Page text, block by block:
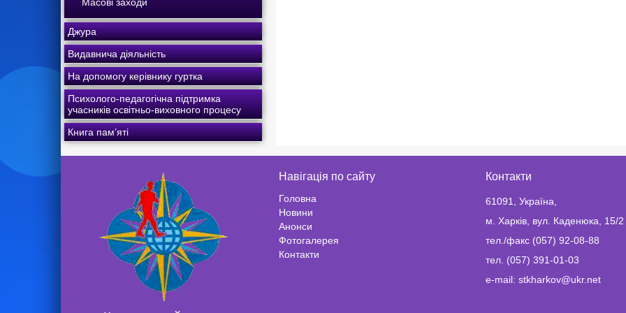
Джура
Видавнича діяльність
На допомогу керівнику гуртка
Психолого-педагогічна підтримка
учасників освітньо-виховного процесу
Книга пам’яті
Навігація по сайту
Головна
Новини
Анонси
Фотогалерея
Контакти
Контакти
61091, Україна,
м. Харків, вул. Каденюка, 15/2
тел./факс (057) 92-08-88
тел. (057) 391-01-03
e-mail: stkharkov@ukr.net